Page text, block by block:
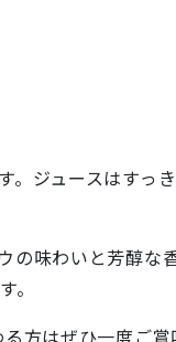
ジュースはすっ
味わいと芳醇な
。
方はぜひ一度ご